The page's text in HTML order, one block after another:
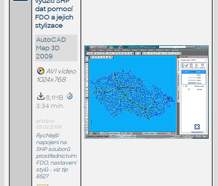
dat pomocí
FDO a jejich
stylizace
AutoCAD
Map 3D
2009
AVI video
1024x768
8,1MB
3:34 min.
přidáno
03.02.2009
Rychlejší
napojení na
SHP souborů
prostřednictvím
FDO, nastavení
stylů - viz tip
6527